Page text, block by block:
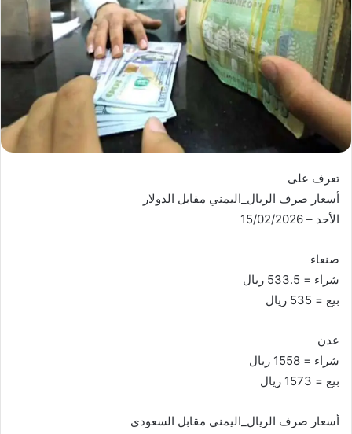
تعرف على
أسعار صرف الريال_اليمني مقابل الدولار
الأحد – 15/02/2026
صنعاء
شراء = 533.5 ريال
بيع = 535 ريال
عدن
شراء = 1558 ريال
بيع = 1573 ريال
أسعار صرف الريال_اليمني مقابل السعودي